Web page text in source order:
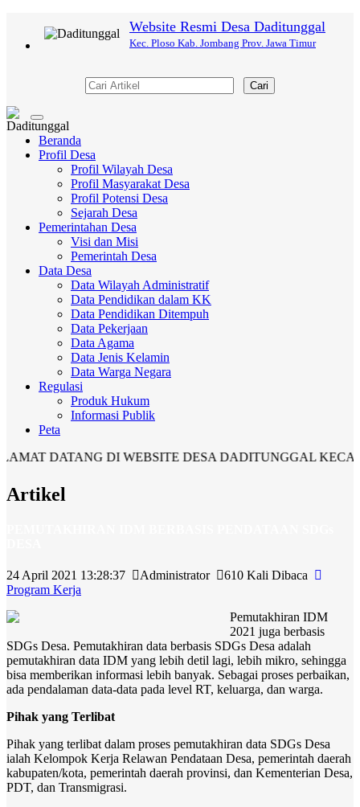
Website Resmi Desa Daditunggal
Kec. Ploso Kab. Jombang Prov. Jawa Timur
Cari
Toggle
navigation
Beranda
Profil Desa
Profil Wilayah Desa
Profil Masyarakat Desa
Profil Potensi Desa
Sejarah Desa
Pemerintahan Desa
Visi dan Misi
Pemerintah Desa
Data Desa
Data Wilayah Administratif
Data Pendidikan dalam KK
Data Pendidikan Ditempuh
Data Pekerjaan
Data Agama
Data Jenis Kelamin
Data Warga Negara
Regulasi
Produk Hukum
Informasi Publik
Peta
DATANG DI WEBSITE DESA DADITUNGGAL
Artikel
24 April 2021 13:28:37 Administrator
610 Kali Dibaca
Program Kerja
Pemutakhiran IDM
2021 juga berbasis
SDGs Desa. Pemutakhiran data berbasis SDGs Desa adalah
pemutakhiran data IDM yang lebih detil lagi, lebih mikro, sehingga
bisa memberikan informasi lebih banyak. Sebagai proses perbaikan,
ada pendalaman data-data pada level RT, keluarga, dan warga.
Pihak yang Terlibat
Pihak yang terlibat dalam proses pemutakhiran data SDGs Desa
ialah Kelompok Kerja Relawan Pendataan Desa, pemerintah daerah
kabupaten/kota, pemerintah daerah provinsi, dan Kementerian Desa,
PDT, dan Transmigrasi.